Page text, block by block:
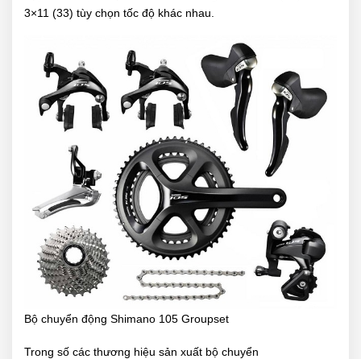
3×11 (33) tùy chọn tốc độ khác nhau.
Bộ chuyển động Shimano 105 Groupset
Trong số các thương hiệu sản xuất bộ chuyển